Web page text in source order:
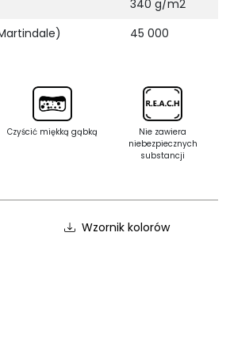
340 g/m2
45 000
Czyścić miękką gąbką
Nie zawiera
niebezpiecznych
substancji
Wzornik kolorów